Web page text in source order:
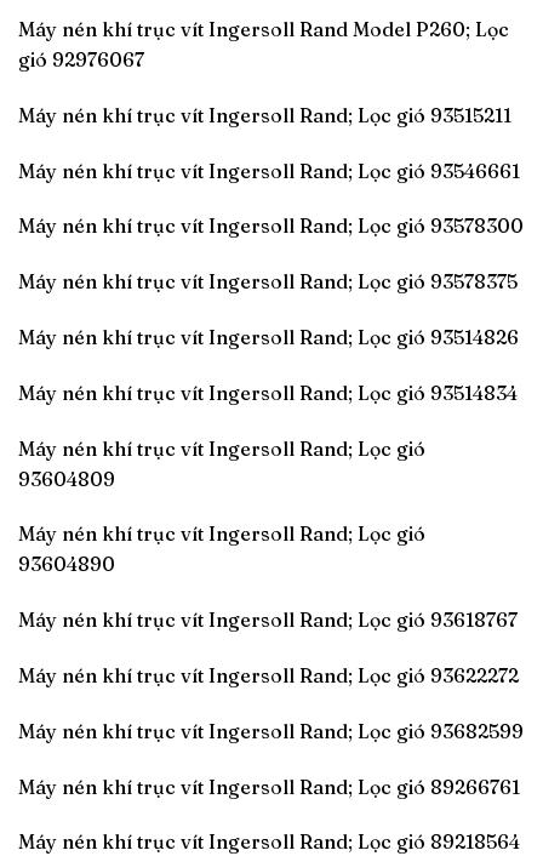
Máy nén khí trục vít Ingersoll Rand Model P260; Lọc
gió 92976067
Máy nén khí trục vít Ingersoll Rand; Lọc gió 93515211
Máy nén khí trục vít Ingersoll Rand; Lọc gió 93546661
Máy nén khí trục vít Ingersoll Rand; Lọc gió 93578300
Máy nén khí trục vít Ingersoll Rand; Lọc gió 93578375
Máy nén khí trục vít Ingersoll Rand; Lọc gió 93514826
Máy nén khí trục vít Ingersoll Rand; Lọc gió 93514834
Máy nén khí trục vít Ingersoll Rand; Lọc gió
93604809
Máy nén khí trục vít Ingersoll Rand; Lọc gió
93604890
Máy nén khí trục vít Ingersoll Rand; Lọc gió 93618767
Máy nén khí trục vít Ingersoll Rand; Lọc gió 93622272
Máy nén khí trục vít Ingersoll Rand; Lọc gió 93682599
Máy nén khí trục vít Ingersoll Rand; Lọc gió 89266761
Máy nén khí trục vít Ingersoll Rand; Lọc gió 89218564